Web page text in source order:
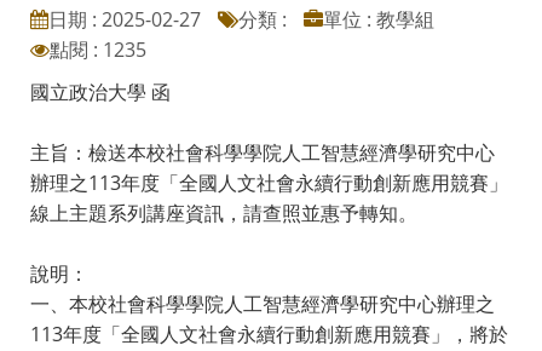
日期 : 2025-02-27 分類 :
單位 : 教學組
點閱 : 1235
國立政治大學 函
主旨：檢送本校社會科學學院人工智慧經濟學研究中心
辦理之113年度「全國人文社會永續行動創新應用競賽」
線上主題系列講座資訊，請查照並惠予轉知。
說明：
一、本校社會科學學院人工智慧經濟學研究中心辦理之
113年度「全國人文社會永續行動創新應用競賽」，將於